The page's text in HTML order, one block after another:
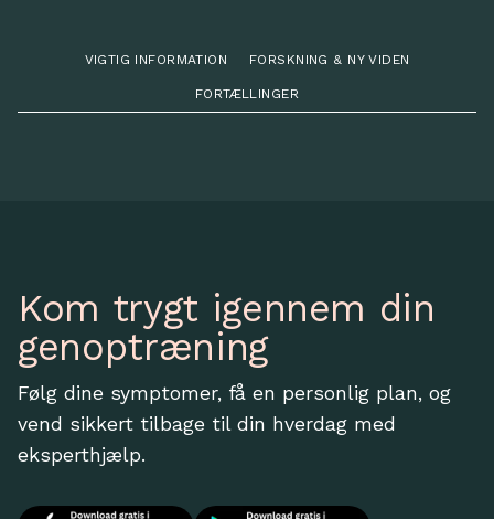
VIGTIG INFORMATION FORSKNING & NY VIDEN
FORTÆLLINGER
Kom trygt igennem din
genoptræning
Følg dine symptomer, få en personlig plan, og
vend sikkert tilbage til din hverdag med
eksperthjælp.